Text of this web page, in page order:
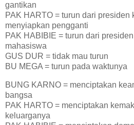
gantikan
PAK HARTO = turun dari presiden
menyiapkan pengganti
PAK HABIBIE = turun dari
mahasiswa
GUS DUR = tidak mau turun
BU MEGA = turun pada waktunya
BUNG KARNO = menciptakan
bangsa
PAK HARTO = menciptakan
keluarganya